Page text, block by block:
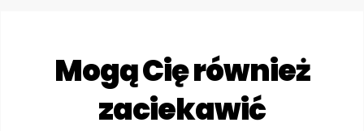
Mogą Cię również
zaciekawić